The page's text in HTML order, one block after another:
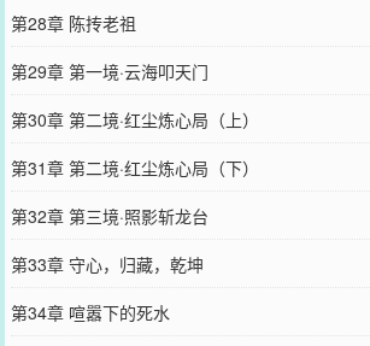
第28章 陈抟老祖
第29章 第一境·云海叩天门
第30章 第二境·红尘炼心局（上）
第31章 第二境·红尘炼心局（下）
第32章 第三境·照影斩龙台
第33章 守心，归藏，乾坤
第34章 喧嚣下的死水